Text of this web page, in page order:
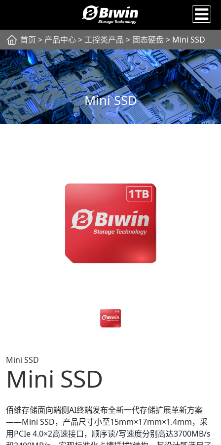
首页 > 产品中心> 工控类产品 > 固态硬盘> Mini SSD
Mini SSD
Mini SSD
Mini SSD
佰维存储面向端侧AI终端发布全新一代存储扩展革新方案
——Mini SSD，产品尺寸小至15mm×17mm×1.4mm，采
用PCIe 4.0×2高速接口，顺序读/写速度分别高达3700MB/s